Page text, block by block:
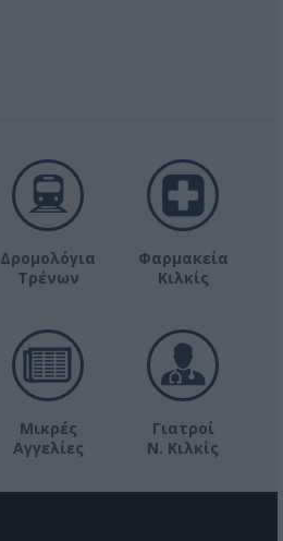
Δρομολόγια
Τρένων
Φαρμακεία
Κιλκίς
Μικρές
Αγγελίες
Γιατροί
Ν. Κιλκίς